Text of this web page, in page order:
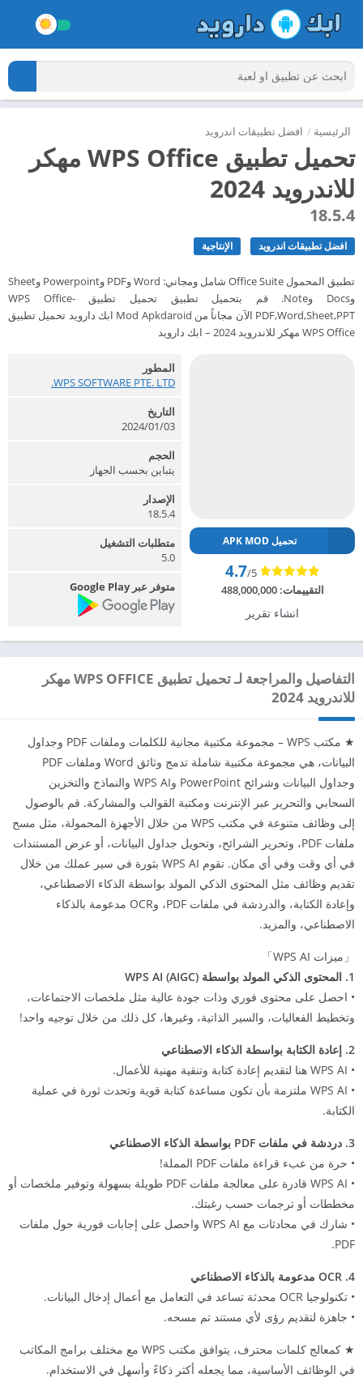
الرئيسية / افضل تطبيقات اندرويد
تحميل تطبيق WPS Office مهكر
للاندرويد 2024
18.5.4
افضل تطبيقات اندرويد الإنتاجية
تطبيق المحمول Office Suite شامل ومجاني: Word وPDF وPowerpoint وSheet
وDocs وNote. قم بتحميل تطبيق تحميل تطبيق WPS Office-
PDF,Word,Sheet,PPT الآن مجاناً من Mod Apkdaroid ابك دارويد تحميل تطبيق
WPS Office مهكر للاندرويد 2024 – ابك دارويد
تحميل APK MOD
4.7/5
التقييمات:488,000,000
انشاء تقرير
المطور
WPS SOFTWARE PTE. LTD.‏
التاريخ
2024/01/03
الحجم
يتباين بحسب الجهاز
الإصدار
18.5.4
متطلبات التشغيل
5.0
متوفر عبر Google Play
التفاصيل والمراجعة لـ تحميل تطبيق WPS OFFICE مهكر
للاندرويد 2024
★ مكتب WPS – مجموعة مكتبية مجانية للكلمات وملفات PDF وجداول
البيانات، هي مجموعة مكتبية شاملة تدمج وثائق Word وملفات PDF
وجداول البيانات وشرائح PowerPoint وWPS AI والنماذج والتخزين
السحابي والتحرير عبر الإنترنت ومكتبة القوالب والمشاركة. قم بالوصول
إلى وظائف متنوعة في مكتب WPS من خلال الأجهزة المحمولة، مثل مسح
ملفات PDF، وتحرير الشرائح، وتحويل جداول البيانات، أو عرض المستندات
في أي وقت وفي أي مكان. تقوم WPS AI بثورة في سير عملك من خلال
تقديم وظائف مثل المحتوى الذكي المولد بواسطة الذكاء الاصطناعي،
وإعادة الكتابة، والدردشة في ملفات PDF، وOCR مدعومة بالذكاء
الاصطناعي، والمزيد.
「ميزات WPS AI」
1. المحتوى الذكي المولد بواسطة WPS AI (AIGC)
• احصل على محتوى فوري وذات جودة عالية مثل ملخصات الاجتماعات،
وتخطيط الفعاليات، والسير الذاتية، وغيرها، كل ذلك من خلال توجيه واحد!
2. إعادة الكتابة بواسطة الذكاء الاصطناعي
• WPS AI هنا لتقديم إعادة كتابة وتنقية مهنية للأعمال.
• WPS AI ملتزمة بأن تكون مساعدة كتابة قوية وتحدث ثورة في عملية
الكتابة.
3. دردشة في ملفات PDF بواسطة الذكاء الاصطناعي
• حرة من عبء قراءة ملفات PDF المملة!
• WPS AI قادرة على معالجة ملفات PDF طويلة بسهولة وتوفير ملخصات أو
مخططات أو ترجمات حسب رغبتك.
• شارك في محادثات مع WPS AI واحصل على إجابات فورية حول ملفات
PDF.
4. OCR مدعومة بالذكاء الاصطناعي
• تكنولوجيا OCR محدثة تساعد في التعامل مع أعمال إدخال البيانات.
• جاهزة لتقديم رؤى لأي مستند تم مسحه.
★ كمعالج كلمات محترف، يتوافق مكتب WPS مع مختلف برامج المكاتب
في الوظائف الأساسية، مما يجعله أكثر ذكاءً وأسهل في الاستخدام.